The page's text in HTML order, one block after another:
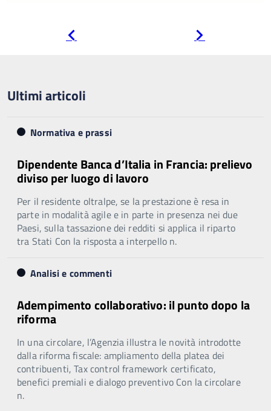
Ultimi articoli
Normativa e prassi
Dipendente Banca d’Italia in Francia: prelievo
diviso per luogo di lavoro
Per il residente oltralpe, se la prestazione è resa in
parte in modalità agile e in parte in presenza nei due
Paesi, sulla tassazione dei redditi si applica il riparto
tra Stati Con la risposta a interpello n.
Analisi e commenti
Adempimento collaborativo: il punto dopo la
riforma
In una circolare, l’Agenzia illustra le novità introdotte
dalla riforma fiscale: ampliamento della platea dei
contribuenti, Tax control framework certificato,
benefici premiali e dialogo preventivo Con la circolare
n.